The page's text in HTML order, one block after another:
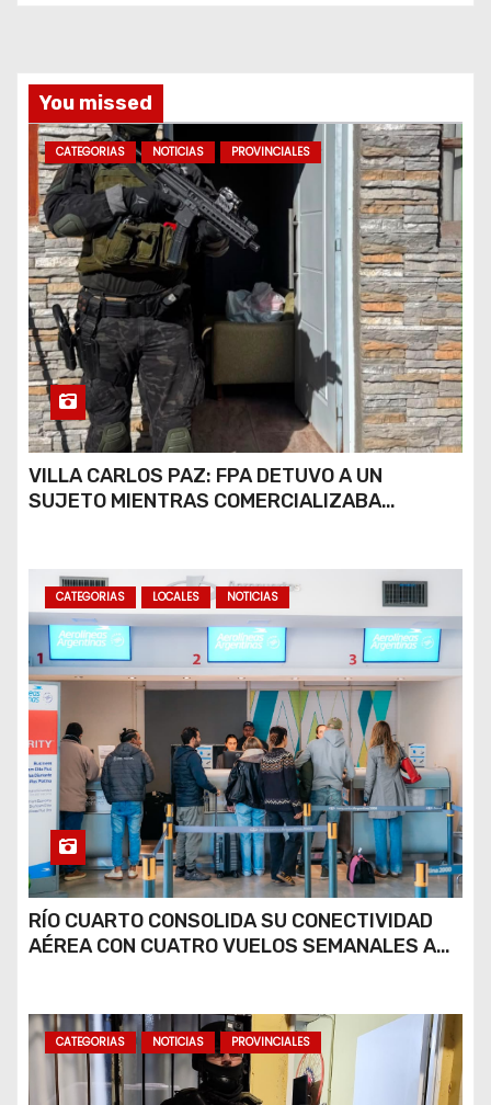
You missed
CATEGORIAS NOTICIAS PROVINCIALES
VILLA CARLOS PAZ: FPA DETUVO A UN
SUJETO MIENTRAS COMERCIALIZABA
CATEGORIAS LOCALES NOTICIAS
RÍO CUARTO CONSOLIDA SU CONECTIVIDAD
AÉREA CON CUATRO VUELOS SEMANALES A
CATEGORIAS NOTICIAS PROVINCIALES